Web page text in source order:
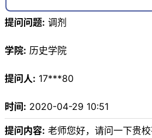
提问问题: 调剂
学院: 历史学院
提问人: 17***80
时间: 2020-04-29 10:51
提问内容: 老师您好，请问一下贵